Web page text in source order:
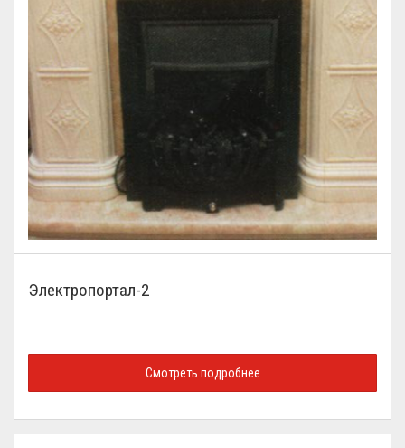
Электропортал-2
Смотреть подробнее